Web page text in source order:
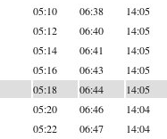
05:10 06:38 14:05
05:12 06:40 14:05
05:14 06:41 14:05
05:16 06:43 14:05
05:18 06:44 14:05
05:20 06:46 14:04
05:22 06:47 14:04